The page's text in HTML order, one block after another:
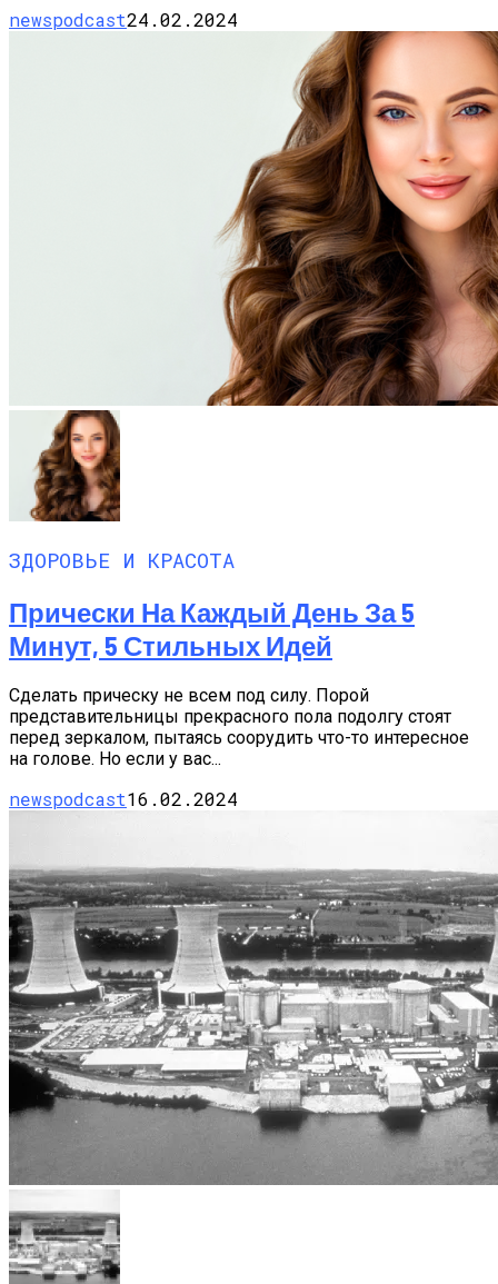
newspodcast24.02.2024
ЗДОРОВЬЕ И КРАСОТА
Прически На Каждый День За 5
Минут, 5 Стильных Идей
Сделать прическу не всем под силу. Порой
представительницы прекрасного пола подолгу стоят
перед зеркалом, пытаясь соорудить что-то интересное
на голове. Но если у вас...
newspodcast16.02.2024